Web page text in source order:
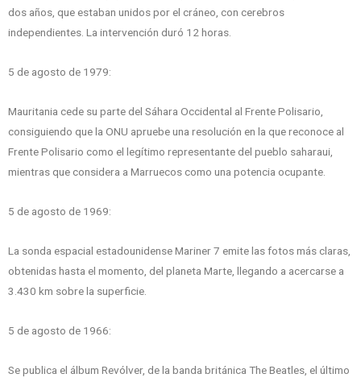
dos años, que estaban unidos por el cráneo, con cerebros
independientes. La intervención duró 12 horas.
5 de agosto de 1979:
Mauritania cede su parte del Sáhara Occidental al Frente Polisario,
consiguiendo que la ONU apruebe una resolución en la que reconoce al
Frente Polisario como el legítimo representante del pueblo saharaui,
mientras que considera a Marruecos como una potencia ocupante.
5 de agosto de 1969:
La sonda espacial estadounidense Mariner 7 emite las fotos más claras,
obtenidas hasta el momento, del planeta Marte, llegando a acercarse a
3.430 km sobre la superficie.
5 de agosto de 1966:
Se publica el álbum Revólver, de la banda británica The Beatles, el último